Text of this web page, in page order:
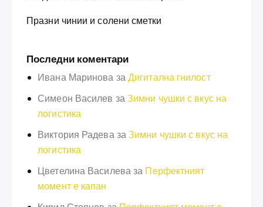
Празни чинии и солени сметки
Последни коментари
Ивана Маринова за Дигитална гнилост
Симеон Василев за Зимни чушки с вкус на
логистика
Виктория РадевазаЗимни чушки с вкус на
логистика
Цветелина Василева за Перфектният
момент е капан